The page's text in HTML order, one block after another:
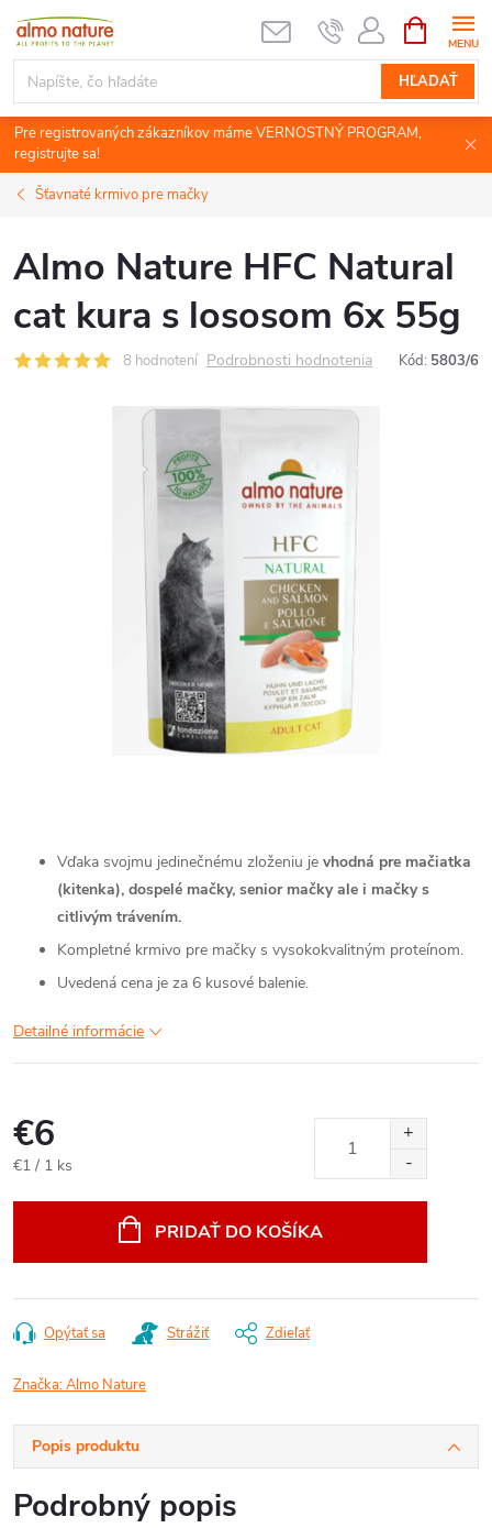
Prejsť
obsah
HĽADAŤ
KOŠÍK
Pre registrovaných zákazníkov máme VERNOSTNÝ PROGRAM,
registrujte sa!
Šťavnaté krmivo pre mačky
Almo Nature HFC Natural
cat kura s lososom 6x 55g
8 hodnotení Podrobnosti hodnotenia Kód: 5803/6
Vďaka svojmu jedinečnému zloženiu je vhodná pre mačiatka
(kitenka), dospelé mačky, senior mačky ale i mačky s
citlivým trávením.
Kompletné krmivo pre mačky s vysokokvalitným proteínom.
Uvedená cena je za 6 kusové balenie.
Detailné informácie
€6
Jednotková
€1 / 1 ks
PRIDAŤ DO KOŠÍKA
Opýtať sa Strážiť Zdieľať
Značka:Almo Nature
Popis produktu
Podrobný popis